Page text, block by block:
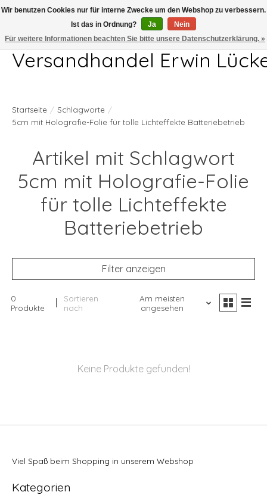
Telefon 04407 715872 MO-DO 7.00-17.00Uhr FR 7.00-13.00Uhr
Versandhandel Erwin
Startseite / Schlagworte /
5cm mit Holografie-Folie für tolle Lichteffekte Batteriebetrieb
Artikel mit Schlagwort
5cm mit Holografie-Folie
für tolle Lichteffekte
Batteriebetrieb
Filter anzeigen
0
Produkte
Sortieren
nach
Am meisten
angesehen
Keine Produkte gefunden!
Viel Spaß beim Shopping in unserem Webshop
Kategorien
Wir benutzen Cookies nur für interne Zwecke um den Webshop zu verbessern.
Ist das in Ordnung?
Ja
Nein
Für weitere Informationen beachten Sie bitte unsere Datenschutzerklärung. »